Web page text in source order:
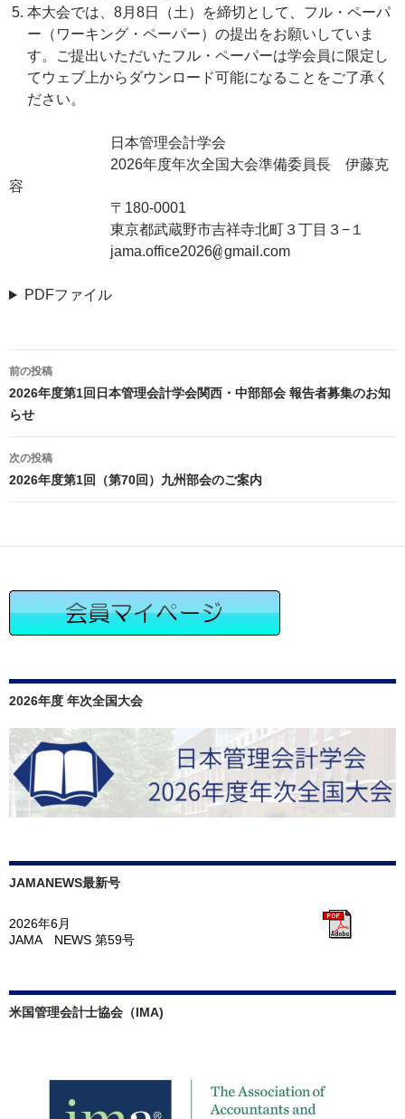
本大会では、8月8日（土）を締切として、フル・ペーパ
ー（ワーキング・ペーパー）の提出をお願いしていま
す。ご提出いただいたフル・ペーパーは学会員に限定し
てウェブ上からダウンロード可能になることをご了承く
ださい。
日本管理会計学会
2026年度年次全国大会準備委員長 伊藤克
容
〒180-0001
東京都武蔵野市吉祥寺北町３丁目３−１
jama.office2026
gmail.com
PDFファイル
稿
ナ
ビ
ー
シ
前の投稿
2026年度第1回日本管理会計学会関西・中部部会 報告者募集のお知
らせ
次の投稿
2026年度第1回（第70回）九州部会のご案内
2026年度 年次全国大会
JAMANEWS最新号
2026年6月
JAMA NEWS 第59号
米国管理会計士協会（IMA)